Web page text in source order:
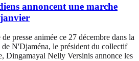
annoncent une marche
presse animée ce 27 décembre dans la
N'Djaména, le président du collectif
Dingamayal Nelly Versinis annonce les